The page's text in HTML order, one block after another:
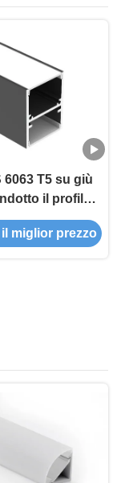
6063 T5 su giù
il profilo
W27.3mm
per lineare
miglior prezzo